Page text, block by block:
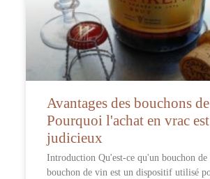
Avantages des bouchons
Pourquoi l'achat en vrac
judicieux
Introduction Qu'est-ce qu'un bouchon
bouchon de vin est un dispositif utilisé